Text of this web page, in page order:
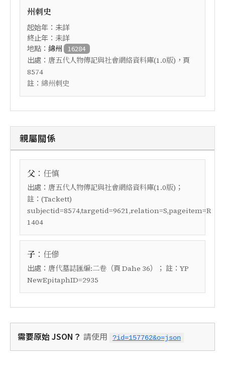
州刺史
起始年：未詳
終止年：未詳
地點： 綿州 16284
出處： 唐五代人物傳記與社會網絡資料庫(1.0版) ，頁
8574
註： 綿州刺史
親屬關係
父 ： 任慎
出處： 唐五代人物傳記與社會網絡資料庫(1.0版) ；
註： (Tackett)
subjectid=8574,targetid=9621,relation=S,pageitem=R
1404
子 ： 任傪
出處： 唐代墓誌匯編:二卷 （頁 Dahe 36）； 註： YP
NewEpitaphID=2935
需要原始 JSON？ 請使用 ?id=157762&o=json